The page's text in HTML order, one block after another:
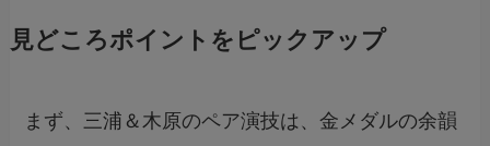
見どころポイントをピックアップ
まず、三浦＆木原のペア演技は、金メダルの余韻